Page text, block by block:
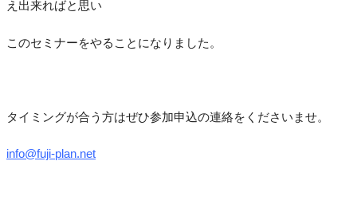
え出来ればと思い
このセミナーをやることになりました。
タイミングが合う方はぜひ参加申込の連絡をくださいませ。
info@fuji-plan.net